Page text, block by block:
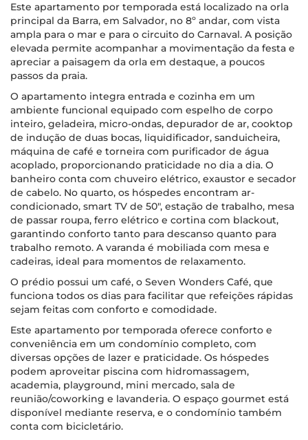
Este apartamento por temporada está localizado na orla
principal da Barra, em Salvador, no 8º andar, com vista
ampla para o mar e para o circuito do Carnaval. A posição
elevada permite acompanhar a movimentação da festa e
apreciar a paisagem da orla em destaque, a poucos
passos da praia.
O apartamento integra entrada e cozinha em um
ambiente funcional equipado com espelho de corpo
inteiro, geladeira, micro-ondas, depurador de ar, cooktop
de indução de duas bocas, liquidificador, sanduicheira,
máquina de café e torneira com purificador de água
acoplado, proporcionando praticidade no dia a dia. O
banheiro conta com chuveiro elétrico, exaustor e secador
de cabelo. No quarto, os hóspedes encontram ar-
condicionado, smart TV de 50", estação de trabalho, mesa
de passar roupa, ferro elétrico e cortina com blackout,
garantindo conforto tanto para descanso quanto para
trabalho remoto. A varanda é mobiliada com mesa e
cadeiras, ideal para momentos de relaxamento.
O prédio possui um café, o Seven Wonders Café, que
funciona todos os dias para facilitar que refeições rápidas
sejam feitas com conforto e comodidade.
Este apartamento por temporada oferece conforto e
conveniência em um condomínio completo, com
diversas opções de lazer e praticidade. Os hóspedes
podem aproveitar piscina com hidromassagem,
academia, playground, mini mercado, sala de
reunião/coworking e lavanderia. O espaço gourmet está
disponível mediante reserva, e o condomínio também
conta com bicicletário.